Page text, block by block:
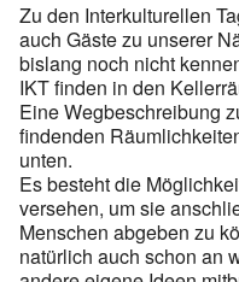
Zu den Interkulturellen
auch Gäste zu unserer
bislang noch nicht
IKT finden in den
Eine Wegbeschreibung
findenden
unten.
Es besteht die
versehen, um sie
Menschen abgeben zu
natürlich auch schon an